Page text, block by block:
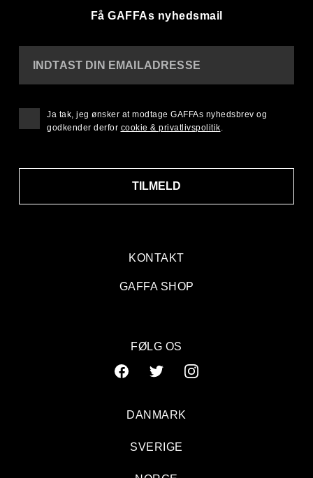
Få GAFFAs nyhedsmail
KONTAKT
GAFFA SHOP
INDTAST DIN EMAILADRESSE
TILMELD
Ja tak, jeg ønsker at modtage GAFFAs nyhedsbrev og
godkender derfor cookie & privatlivspolitik.
FØLG OS
DANMARK
SVERIGE